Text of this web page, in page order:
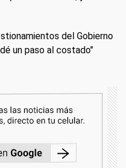
del Gobierno
un paso al costado"